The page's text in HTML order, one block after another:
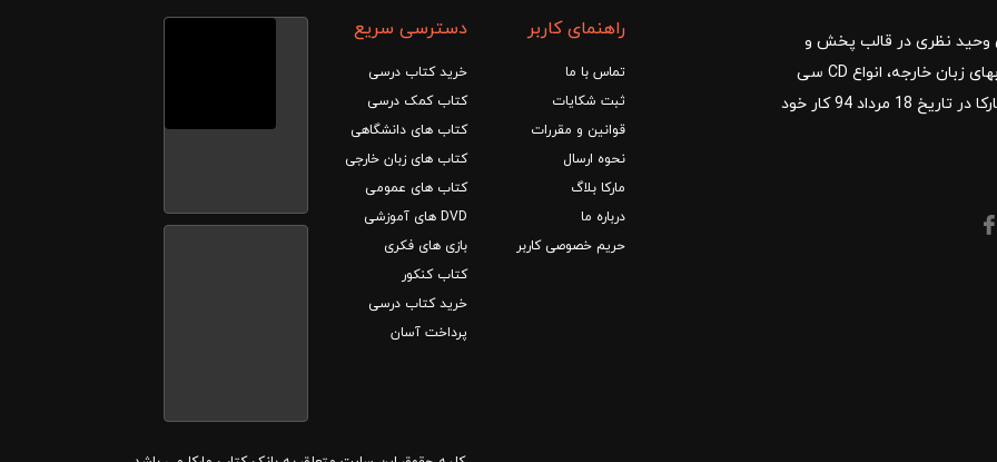
با مدیریت آقای وحید نظری در قالب پخش و
توزیع کتب درسی و کمک آموزشی، کتب دانشگاهی، کتابهای زبان خارجه، انواع CD سی
دی و DVD دی وی دی شروع کرد.فروشگاه آنلاین کتاب مارکا در تاریخ 18 مرداد 94 کار خود
راهنمای کاربر
تماس با ما
ثبت شکایات
قوانین و مقررات
نحوه ارسال
مارکا بلاگ
درباره ما
حریم خصوصی کاربر
دسترسی سریع
خرید کتاب درسی
کتاب کمک درسی
کتاب های دانشگاهی
کتاب های زبان خارجی
کتاب های عمومی
DVD های آموزشی
بازی های فکری
کتاب کنکور
خرید کتاب درسی
پرداخت آسان